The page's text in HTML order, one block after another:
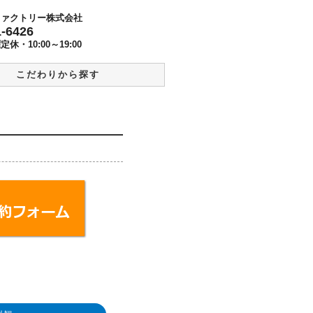
クトリー株式会社
6426
休・ 10:00～19:00
こだわりから探す